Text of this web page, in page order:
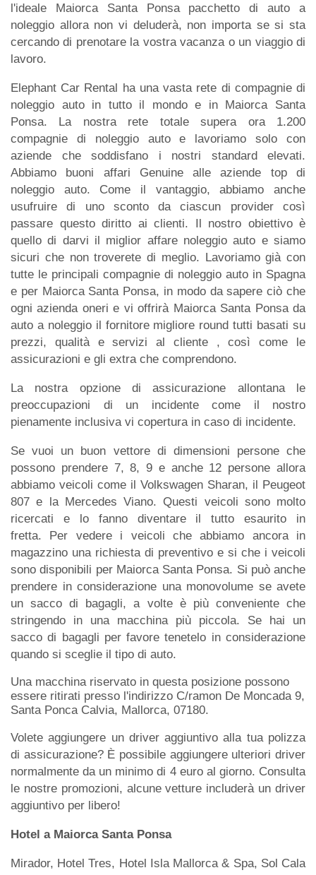
l'ideale Maiorca Santa Ponsa pacchetto di auto a
noleggio allora non vi deluderà, non importa se si sta
cercando di prenotare la vostra vacanza o un viaggio di
lavoro.
Elephant Car Rental ha una vasta rete di compagnie di
noleggio auto in tutto il mondo e in Maiorca Santa
Ponsa. La nostra rete totale supera ora 1.200
compagnie di noleggio auto e lavoriamo solo con
aziende che soddisfano i nostri standard elevati.
Abbiamo buoni affari Genuine alle aziende top di
noleggio auto. Come il vantaggio, abbiamo anche
usufruire di uno sconto da ciascun provider così
passare questo diritto ai clienti. Il nostro obiettivo è
quello di darvi il miglior affare noleggio auto e siamo
sicuri che non troverete di meglio. Lavoriamo già con
tutte le principali compagnie di noleggio auto in Spagna
e per Maiorca Santa Ponsa, in modo da sapere ciò che
ogni azienda oneri e vi offrirà Maiorca Santa Ponsa da
auto a noleggio il fornitore migliore round tutti basati su
prezzi, qualità e servizi al cliente , così come le
assicurazioni e gli extra che comprendono.
La nostra opzione di assicurazione allontana le
preoccupazioni di un incidente come il nostro
pienamente inclusiva vi copertura in caso di incidente.
Se vuoi un buon vettore di dimensioni persone che
possono prendere 7, 8, 9 e anche 12 persone allora
abbiamo veicoli come il Volkswagen Sharan, il Peugeot
807 e la Mercedes Viano. Questi veicoli sono molto
ricercati e lo fanno diventare il tutto esaurito in
fretta. Per vedere i veicoli che abbiamo ancora in
magazzino una richiesta di preventivo e si che i veicoli
sono disponibili per Maiorca Santa Ponsa. Si può anche
prendere in considerazione una monovolume se avete
un sacco di bagagli, a volte è più conveniente che
stringendo in una macchina più piccola. Se hai un
sacco di bagagli per favore tenetelo in considerazione
quando si sceglie il tipo di auto.
Una macchina riservato in questa posizione possono
essere ritirati presso l'indirizzo C/ramon De Moncada 9,
Santa Ponca Calvia, Mallorca, 07180.
Volete aggiungere un driver aggiuntivo alla tua polizza
di assicurazione? È possibile aggiungere ulteriori driver
normalmente da un minimo di 4 euro al giorno. Consulta
le nostre promozioni, alcune vetture includerà un driver
aggiuntivo per libero!
Hotel a Maiorca Santa Ponsa
Mirador, Hotel Tres, Hotel Isla Mallorca & Spa, Sol Cala